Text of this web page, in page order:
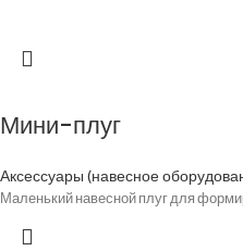
Мини-плуг
Аксессуары (навесное
Маленький навесной плуг для